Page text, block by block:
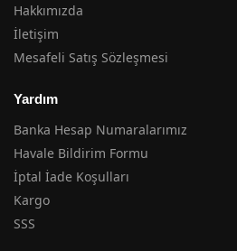
Hakkımızda
İletişim
Mesafeli Satış Sözleşmesi
Yardım
Banka Hesap Numaralarımız
Havale Bildirim Formu
İptal İade Koşulları
Kargo
SSS